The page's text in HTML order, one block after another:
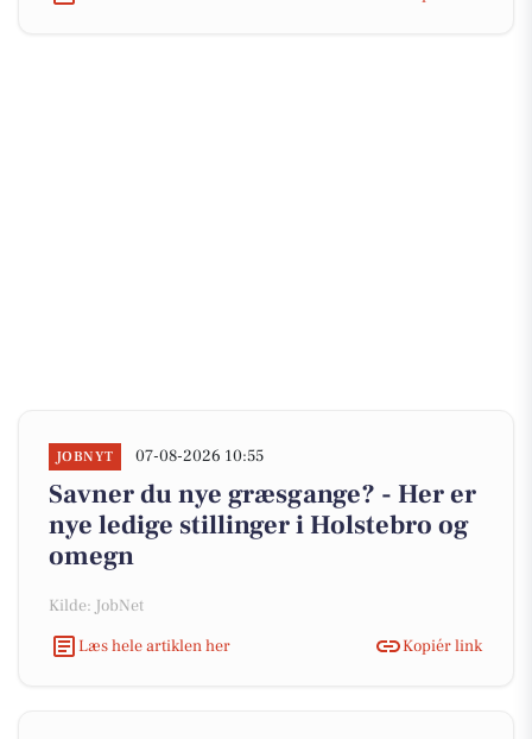
JOBNYT 07-08-2026 10:55
Savner du nye græsgange? - Her er
nye ledige stillinger i Holstebro og
omegn
Kilde: JobNet
Læs hele artiklen her
Kopiér link